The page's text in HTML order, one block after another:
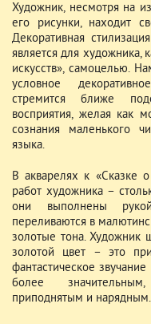
Художник, несмотря на
его рисунки, находит
Декоративная
является для художника,
искусств», самоцелью.
условное
стремится ближе
восприятия, желая как
сознания маленького
языка.
В акварелях к «Сказке
работ художника –
они выполнены
переливаются в
золотые тона. Художник
золотой цвет – это
фантастическое
более
приподнятым и нарядным.